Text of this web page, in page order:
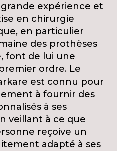
grande expérience et
en chirurgie
en particulier
des prothèses
font de lui une
ordre. Le
est connu pour
à fournir des
à ses
veillant à ce que
reçoive un
adapté à ses